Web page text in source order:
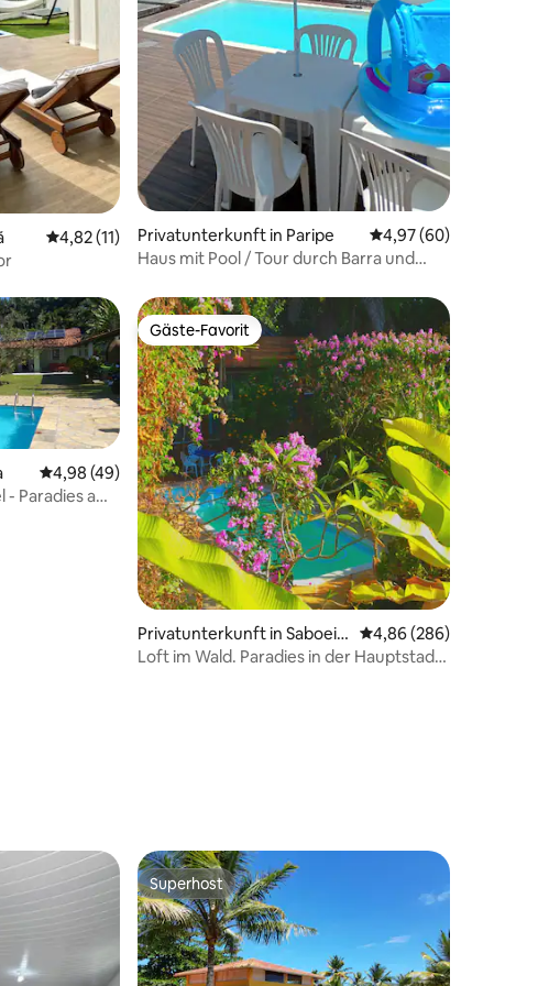
116 Bewertungen
Durchschnittliche Bewertung: 4,82 von 5, 11 Bewertungen
4,82 (11)
Privatunterkunft in Paripe Durchschnittliche
4,97 (60)
Haus mit Pool / Tour durch Barra und
5, 8 Bewertungen
Durchschnittliche Bewertung: 4,98 von 5, 49 Bewertungen
4,98 (49)
- Paradies am
Gäste-Favorit
Gäste-Favorit
Privatunterkunft in Saboeir
o
Durchschnittliche
4,86 (286)
Loft im Wald. Paradies in der Hauptstadt
Superhost
Superhost